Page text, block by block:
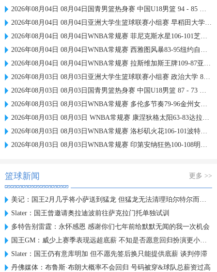
2026年08月04日 08月04日国青男篮热身赛 中国U18男篮 94 - 85 加拿大大卫·安篮球学院 集锦
2026年08月04日 08月04日亚洲大学生篮球联赛小组赛 早稻田大学 71 - 86 清华大学 集锦
2026年08月04日 08月04日WNBA常规赛 菲尼克斯水星106-101芝加哥天空 全场集锦
2026年08月04日 08月04日WNBA常规赛 西雅图风暴83-95纽约自由人 全场集锦
2026年08月04日 08月04日WNBA常规赛 拉斯维加斯王牌109-87亚特兰大梦想 全场集锦
2026年08月03日 08月03日亚洲大学生篮球联赛小组赛 政治大学 83 - 71 上海交通大学 集锦
2026年08月03日 08月03日国青男篮热身赛 中国U18男篮 87 - 73 韩国东国大学 集锦
2026年08月03日 08月03日WNBA常规赛 多伦多节奏79-96金州女武神 全场集锦
2026年08月03日 08月03日 WNBA常规赛 康涅狄格太阳63-83达拉斯飞翼 全场集锦
2026年08月03日 08月03日WNBA常规赛 洛杉矶火花106-101波特兰火焰 全场集锦
2026年08月03日 08月03日WNBA常规赛 印第安纳狂热100-108明尼苏达山猫 全场集锦
篮球新闻 更多 >>
美记：国王2月几乎将小萨送到猛龙 但猛龙无法清理珀尔特尔而告吹
Slater：国王曾邀请奥拉迪波前往萨克拉门托单独试训
多特告别雷霆：永怀感恩 感谢你们七年前给默默无闻的我一次机会
国王GM：威少上赛季表现远超底薪 不知是否愿意回归扮演更小角色
Slater：国王仍有意库明加 但不愿先签后换只能提供底薪 谈判停滞
丹佛媒体：布鲁斯·布朗大概率不会回归 号码被穿&球队总薪资过高